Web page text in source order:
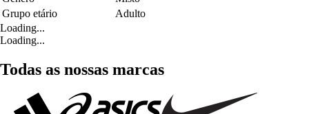
Grupo etário
Adulto
Loading...
Loading...
Todas as nossas marcas